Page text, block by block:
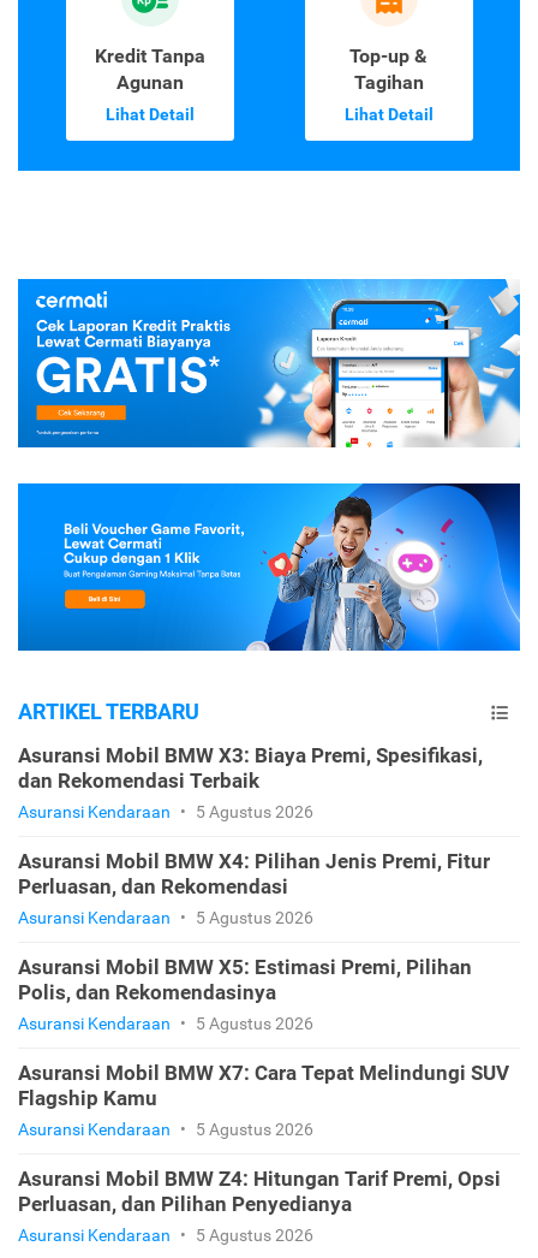
Kredit Tanpa
Agunan
Lihat Detail
Top-up &
Tagihan
Lihat Detail
ARTIKEL TERBARU
Asuransi Mobil BMW X3: Biaya Premi, Spesifikasi,
dan Rekomendasi Terbaik
Asuransi Kendaraan • 5 Agustus 2026
Asuransi Mobil BMW X4: Pilihan Jenis Premi, Fitur
Perluasan, dan Rekomendasi
Asuransi Kendaraan • 5 Agustus 2026
Asuransi Mobil BMW X5: Estimasi Premi, Pilihan
Polis, dan Rekomendasinya
Asuransi Kendaraan • 5 Agustus 2026
Asuransi Mobil BMW X7: Cara Tepat Melindungi SUV
Flagship Kamu
Asuransi Kendaraan • 5 Agustus 2026
Asuransi Mobil BMW Z4: Hitungan Tarif Premi, Opsi
Perluasan, dan Pilihan Penyedianya
Asuransi Kendaraan • 5 Agustus 2026